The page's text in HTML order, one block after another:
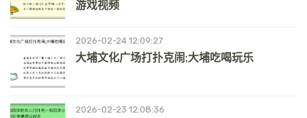
游戏视频
2026-02-24 12:09:27
大埔文化广场打扑克闹;大埔吃喝玩乐
2026-02-23 12:08:36